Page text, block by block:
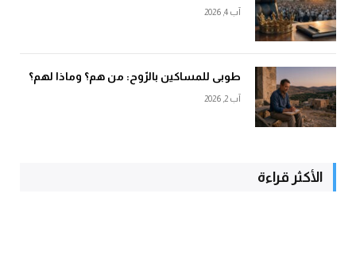
آب 4, 2026
طوبى للمساكين بالرّوح: من هم؟ وماذا لهم؟
آب 2, 2026
الأكثر قراءة